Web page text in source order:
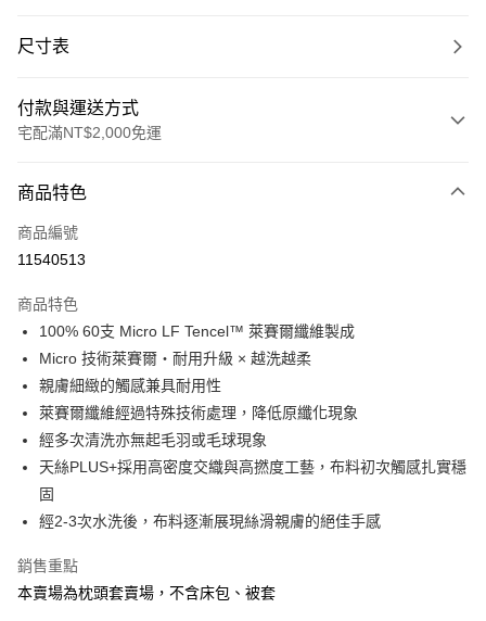
尺寸表
付款與運送方式
宅配滿NT$2,000免運
信用卡一次付款
信用卡分期付款
合作金庫商業銀行
華南商業銀行
彰化商業銀行
上海商業儲蓄銀行
台北富邦商業銀行
國泰世華商業銀行
臺灣中小企業銀行
台中商業銀行
匯豐（台灣）商業銀行
聯邦商業銀行
元大商業銀行
永豐商業銀行
玉山商業銀行
台新國際商業銀行
中國信託商業銀行
6 期 0 利率 每期
華南商業銀行
彰化商業銀行
上海商業儲蓄銀行
國泰世華商業銀行
兆豐國際商業銀行
臺灣中小企業銀行
台中商業銀行
匯豐（台灣）商業銀行
華泰商業銀行
元大商業銀行
玉山商業銀行
星展（台灣）商業銀行
台灣樂天信用卡公司
LINE Pay
Apple Pay
悠遊付
Google Pay
全盈+PAY
商品特色
商品編號
11540513
商品特色
100% 60支 Micro LF Tencel™ 萊賽爾纖維製成
Micro 技術萊賽爾・耐用升級 × 越洗越柔
親膚細緻的觸感兼具耐用性
萊賽爾纖維經過特殊技術處理，降低原纖化現象
經多次清洗亦無起毛羽或毛球現象
天絲PLUS+採用高密度交織與高撚度工藝，布料初次觸感扎實穩
固
經2-3次水洗後，布料逐漸展現絲滑親膚的絕佳手感
銷售重點
本賣場為枕頭套賣場，不含床包、被套